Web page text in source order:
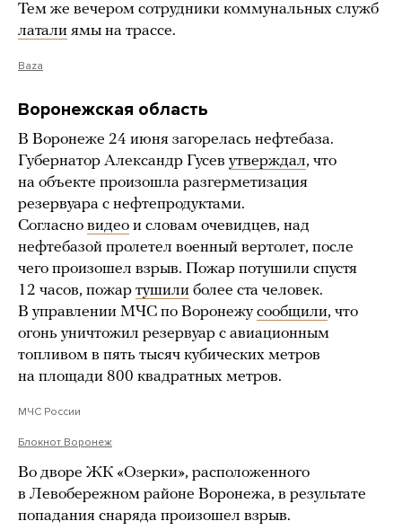
Тем же вечером сотрудники коммунальных служб
латали ямы на трассе.
Baza
Воронежская область
В Воронеже 24 июня загорелась нефтебаза.
Губернатор Александр Гусев утверждал, что
на объекте произошла разгерметизация
резервуара с нефтепродуктами.
Согласно видео и словам очевидцев, над
нефтебазой пролетел военный вертолет, после
чего произошел взрыв. Пожар потушили спустя
12 часов, пожар тушили более ста человек.
В управлении МЧС по Воронежусообщили, что
огонь уничтожил резервуар с авиационным
топливом в пять тысяч кубических метров
на площади 800 квадратных метров.
МЧС России
Блокнот Воронеж
Во дворе ЖК «Озерки», расположенного
в Левобережном районе Воронежа, в результате
попадания снаряда произошел взрыв.